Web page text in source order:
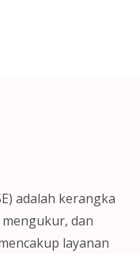
adalah kerangka
dan
layanan